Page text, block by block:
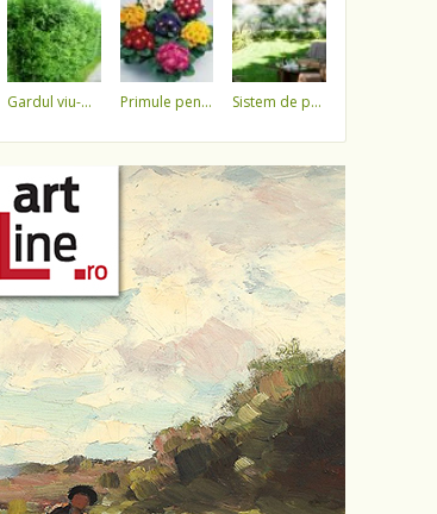
gardul viu-minune! primule pentru 1 martie 3,5 lei / ghiveci !!!! sistem de pulverizare a apei